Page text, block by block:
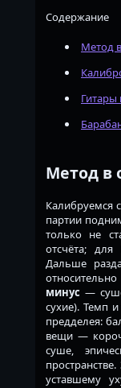
Содержание
Метод
Гитары
Метод в
Калибруемся
партии
только не
отсчёта;
Дальше
минус —
сухие). Темп
предделея:
вещи —
суше,
уставшему